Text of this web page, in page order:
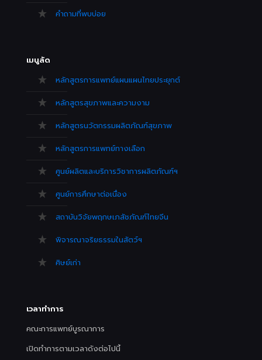
คำถามที่พบบ่อย
เมนูลัด
หลักสูตรการแพทย์แผนแผนไทยประยุกต์
หลักสูตรสุขภาพและความงาม
หลักสูตรนวัตกรรมผลิตภัณฑ์สุขภาพ
หลักสูตรการแพทย์ทางเลือก
ศูนย์ผลิตและบริการวิชาการผลิตภัณฑ์ฯ
ศูนย์การศึกษาต่อเนื่อง
สถาบันวิจัยพฤกษเภสัชภัณฑ์ไทยจีน
พิจารณาจริยธรรมในสัตว์ฯ
ศิษย์เก่า
เวลาทำการ
คณะการแพทย์บูรณาการ
เปิดทำการตามเวลาดังต่อไปนี้